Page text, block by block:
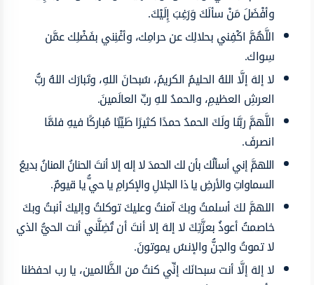
وأفْضَلَ مَنْ سألَكَ وَرَغِبَ إِلَيْكَ.
اللَّهُمَّ اكْفِني بحلالِك عن حرامِك، وأغْنِني بفَضْلِك عمَّن
سِواك.
لا إلهَ إلَّا اللهُ الحليمُ الكريمُ، سُبحانَ اللهِ، وتَبارَك اللهُ ربُّ
العرشِ العظيمِ، والحمدُ للهِ ربِّ العالَمينَ.
اللَّهمَّ ربَّنا ولَكَ الحمدُ حمدًا كثيرًا طَيِّبًا مُباركًا فيهِ فلمَّا
انصرفَ.
اللهمَّ إني أسألُك بأن لك الحمدَ لا إله إلا أنتَ الحنانُ المنانُ بديعُ
السماواتِ والأرضِ يا ذا الجلالِ والإكرامِ يا حيُّ يا قيومٌ.
اللهمَّ لكَ أسلمتُ وبكَ آمنتُ وعليكَ توكلتُ وإليكَ أنبتُ وبكَ
خاصمتُ أعوذُ بعزَّتِكَ لا إلهَ إلا أنتَ أن تُضِلَّني أنت الحيُّ الذي
لا تموتُ والجنُّ والإنسُ يموتونَ.
لا إلهَ إلَّا أنت سبحانَك إنِّي كنتُ من الظَّالمين، يا رب احفظنا